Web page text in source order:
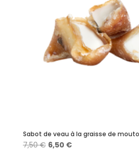
Sabot de veau à la graisse de
7,50€ Le
6,50 €Le